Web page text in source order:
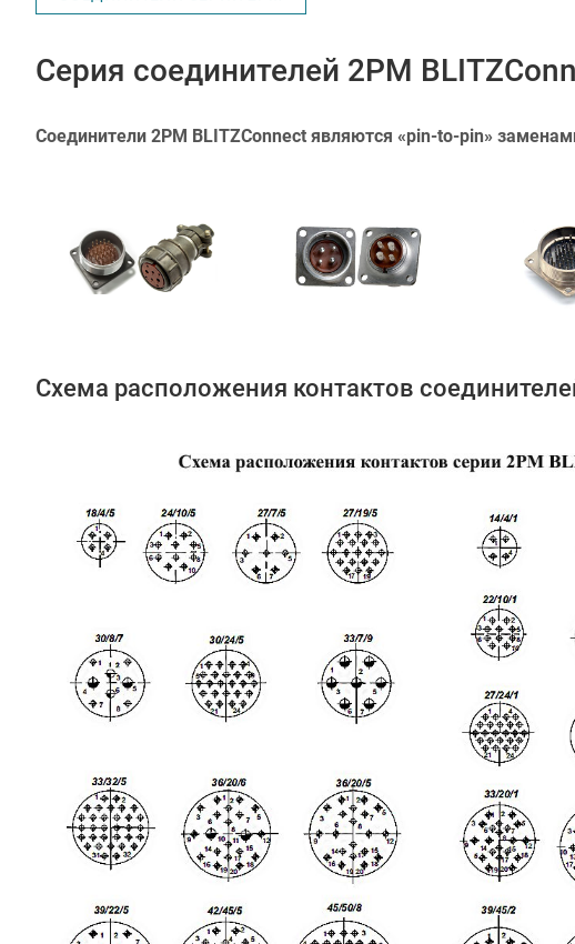
Серия соединителей 2PM
Соединители 2PM BLITZConnect являются «pin-to-pin»
Схема расположения контактов